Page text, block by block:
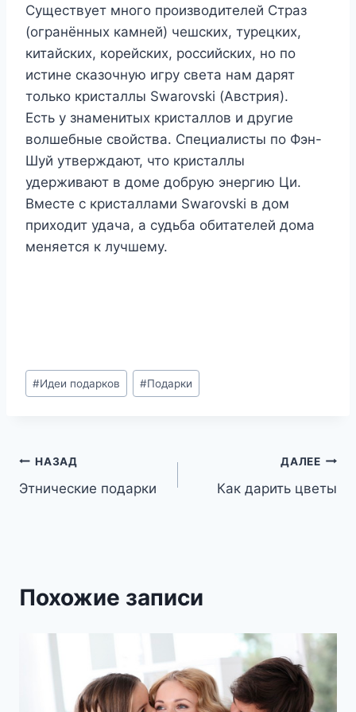
Существует много производителей Страз
(огранённых камней) чешских, турецких,
китайских, корейских, российских, но по
истине сказочную игру света нам дарят
только кристаллы Swarovski (Австрия).
Есть у знаменитых кристаллов и другие
волшебные свойства. Специалисты по Фэн-
Шуй утверждают, что кристаллы
удерживают в доме добрую энергию Ци.
Вместе с кристаллами Swarovski в дом
приходит удача, а судьба обитателей дома
меняется к лучшему.
Метки
записи:
#Идеи подарков #Подарки
Навигация
по
НАЗАД
Этнические подарки
ДАЛЕЕ
Как дарить цветы
Похожие записи